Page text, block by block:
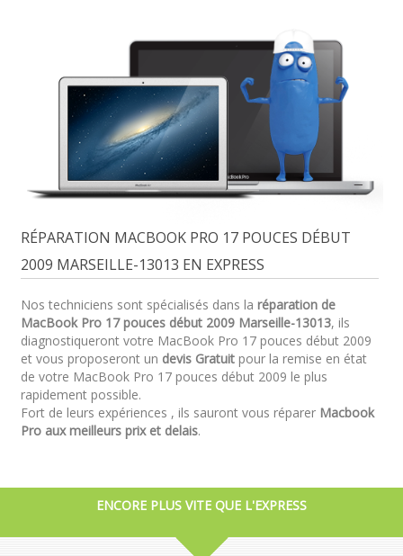
RÉPARATION MACBOOK PRO 17 POUCES DÉBUT
2009 MARSEILLE-13013 EN EXPRESS
Nos techniciens sont spécialisés dans la réparation de
MacBook Pro 17 pouces début 2009 Marseille-13013, ils
diagnostiqueront votre MacBook Pro 17 pouces début 2009
et vous proposeront un devis Gratuitpour la remise en état
de votre MacBook Pro 17 pouces début 2009 le plus
rapidement possible.
Fort de leurs expériences , ils sauront vous réparer Macbook
Pro aux meilleurs prix et delais.
ENCORE PLUS VITE QUE L'EXPRESS